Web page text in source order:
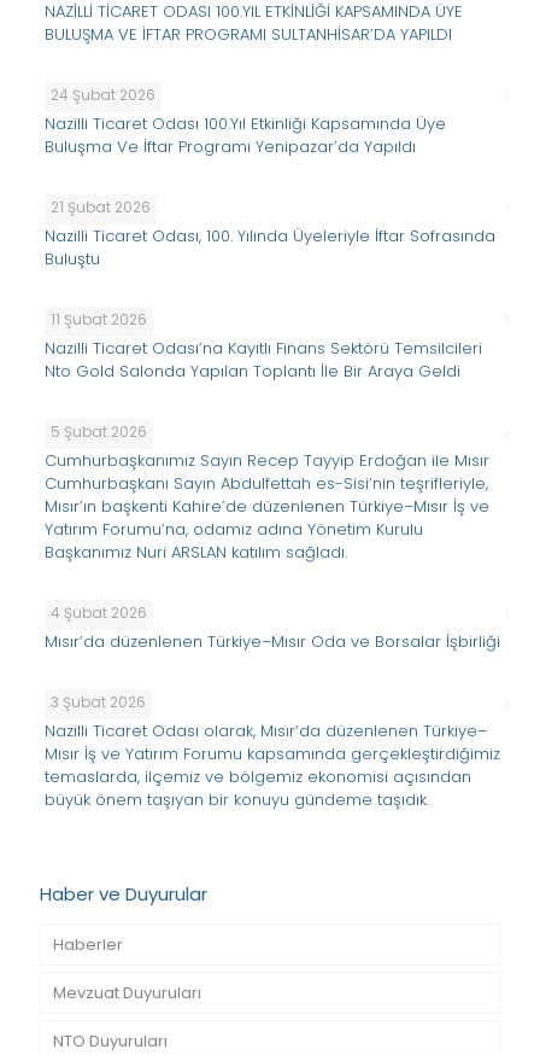
NAZİLLİ TİCARET ODASI 100.YIL ETKİNLİĞİ KAPSAMINDA ÜYE
BULUŞMA VE İFTAR PROGRAMI SULTANHİSAR’DA YAPILDI
24 Şubat 2026
Nazilli Ticaret Odası 100.Yıl Etkinliği Kapsamında Üye
Buluşma Ve İftar Programı Yenipazar’da Yapıldı
21 Şubat 2026
Nazilli Ticaret Odası, 100. Yılında Üyeleriyle İftar Sofrasında
Buluştu
11 Şubat 2026
Nazilli Ticaret Odası’na Kayıtlı Finans Sektörü Temsilcileri
Nto Gold Salonda Yapılan Toplantı İle Bir Araya Geldi
5 Şubat 2026
Cumhurbaşkanımız Sayın Recep Tayyip Erdoğan ile Mısır
Cumhurbaşkanı Sayın Abdulfettah es-Sisi’nin teşrifleriyle,
Mısır’ın başkenti Kahire’de düzenlenen Türkiye–Mısır İş ve
Yatırım Forumu’na, odamız adına Yönetim Kurulu
Başkanımız Nuri ARSLAN katılım sağladı.
4 Şubat 2026
Mısır’da düzenlenen Türkiye–Mısır Oda ve Borsalar İşbirliği
3 Şubat 2026
Nazilli Ticaret Odası olarak, Mısır’da düzenlenen Türkiye–
Mısır İş ve Yatırım Forumu kapsamında gerçekleştirdiğimiz
temaslarda, ilçemiz ve bölgemiz ekonomisi açısından
büyük önem taşıyan bir konuyu gündeme taşıdık.
Haber ve Duyurular
Haberler
Mevzuat Duyuruları
NTO Duyuruları